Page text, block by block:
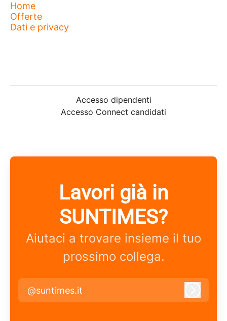
Home
Offerte
Dati e privacy
Accesso dipendenti
Accesso Connect candidati
Lavori già in
SUNTIMES?
Aiutaci a trovare insieme il tuo
prossimo collega.
@suntimes.it